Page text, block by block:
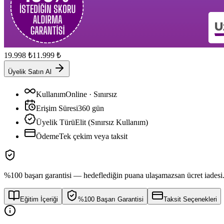
19.998 ₺11.999 ₺
Üyelik Satın Al
KullanımOnline · Sınırsız
Erişim Süresi360 gün
Üyelik TürüElit (Sınırsız Kullanım)
ÖdemeTek çekim veya taksit
%100 başarı garantisi — hedeflediğin puana ulaşamazsan ücret iadesi.
Eğitim İçeriği %100 Başarı Garantisi Taksit Seçenekleri